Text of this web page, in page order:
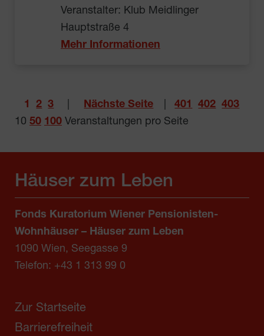
Veranstalter: Klub Meidlinger
Hauptstraße 4
Mehr Informationen
1 2 3 Nächste Seite 401 402 403
10 50 100 Veranstaltungen pro Seite
Häuser zum Leben
Fonds Kuratorium Wiener Pensionisten-
Wohnhäuser – Häuser zum Leben
1090 Wien, Seegasse 9
Telefon: +43 1 313 99 0
Zur Startseite
Barrierefreiheit